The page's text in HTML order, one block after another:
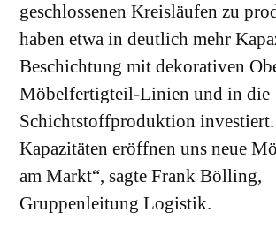
geschlossenen Kreisläufen zu
haben etwa in deutlich mehr
Beschichtung mit dekorativen
Möbelfertigteil-Linien und in die
Schichtstoffproduktion investiert.
Kapazitäten eröffnen uns neue
am Markt“, sagte Frank Bölling,
Gruppenleitung Logistik.